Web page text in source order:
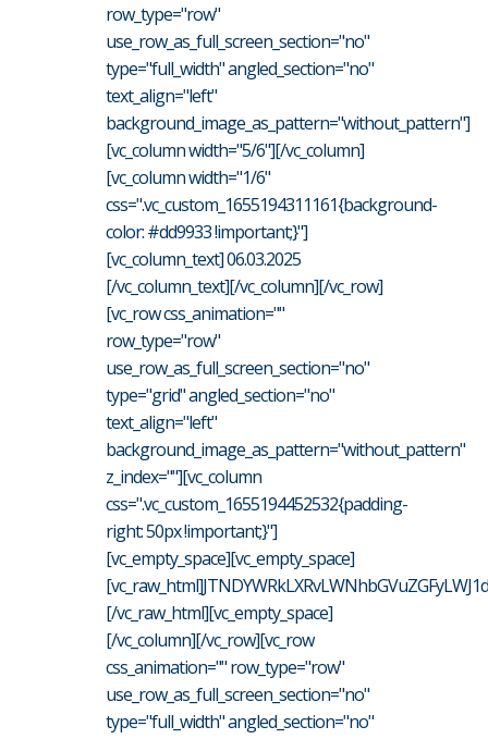
row_type="row"
use_row_as_full_screen_section="no"
type="full_width" angled_section="no"
text_align="left"
background_image_as_pattern="without_pattern"]
[vc_column width="5/6"][/vc_column]
[vc_column width="1/6"
css=".vc_custom_1655194311161{background-
color: #dd9933 !important;}"]
[vc_column_text] 06.03.2025
[/vc_column_text][/vc_column][/vc_row]
[vc_row css_animation=""
row_type="row"
use_row_as_full_screen_section="no"
type="grid" angled_section="no"
text_align="left"
background_image_as_pattern="without_pattern"
z_index=""][vc_column
css=".vc_custom_1655194452532{padding-
right: 50px !important;}"]
[vc_empty_space][vc_empty_space]
[/vc_raw_html][vc_empty_space]
[/vc_column][/vc_row][vc_row
css_animation="" row_type="row"
use_row_as_full_screen_section="no"
type="full_width" angled_section="no"